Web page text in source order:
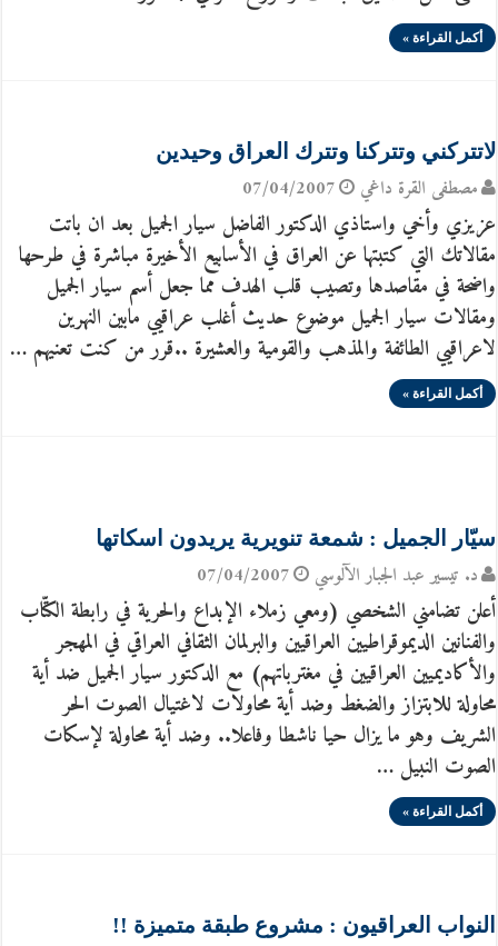
أكمل القراءة »
لاتتركني وتتركنا وتترك العراق وحيدين
مصطفى القرة داغي 07/04/2007
عزيزي وأخي واستاذي الدكتور الفاضل سيار الجميل بعد ان باتت
مقالاتك التي كتبتها عن العراق في الأسابيع الأخيرة مباشرة في طرحها
واضحة في مقاصدها وتصيب قلب الهدف مما جعل أسم سيار الجميل
ومقالات سيار الجميل موضوع حديث أغلب عراقيي مابين النهرين
لاعراقيي الطائفة والمذهب والقومية والعشيرة ..قرر من كنت تعنيهم …
أكمل القراءة »
سيّار الجميل : شمعة تنويرية يريدون اسكاتها
د. تيسير عبد الجبار الآلوسي 07/04/2007
أعلن تضامني الشخصي (ومعي زملاء الإبداع والحرية في رابطة الكتّاب
والفنانين الديموقراطيين العراقيين والبرلمان الثقافي العراقي في المهجر
والأكاديميين العراقيين في مغترباتهم) مع الدكتور سيار الجميل ضد أية
محاولة للابتزاز والضغط وضد أية محاولات لاغتيال الصوت الحر
الشريف وهو ما يزال حيا ناشطا وفاعلا.. وضد أية محاولة لإسكات
الصوت النبيل …
أكمل القراءة »
النواب العراقيون : مشروع طبقة متميزة !!